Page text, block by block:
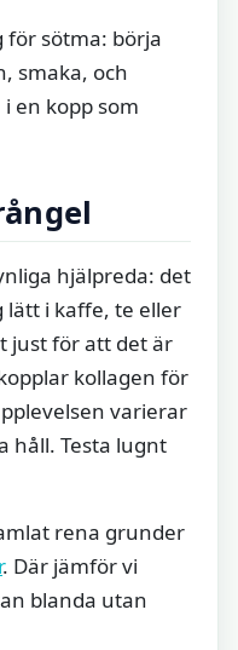
för sötma: börja
smaka, och
en kopp som
hjälpreda: det
lätt i kaffe, te eller
just för att det är
kollagen för
varierar
håll. Testa lugnt
rena grunder
. Där jämför vi
blanda utan